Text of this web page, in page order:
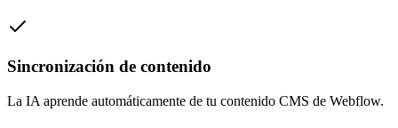
Sincronización de contenido
La IA aprende automáticamente de tu contenido CMS de Webflow.